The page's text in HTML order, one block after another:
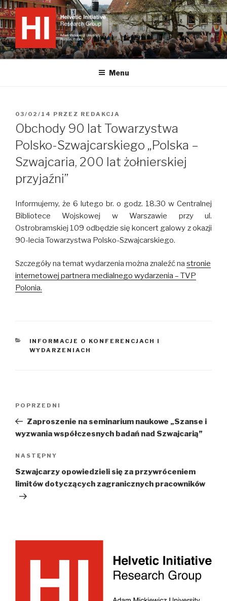
Przejdź
do
treści
INICJATYWA HELWECKA
Strona internetowa Grupy Badawczej "Inicjatywa Helwecka",
Konfederacją Szwajcarską oraz integrację środowisk naukowych
Menu
OPUBLIKOWANE
W
03/02/14 PRZEZ REDAKCJA
Obchody 90 lat Towarzystwa
Polsko-Szwajcarskiego „Polska –
Szwajcaria, 200 lat żołnierskiej
przyjaźni”
Informujemy, że 6 lutego br. o godz. 18.30 w Centralnej
Bibliotece Wojskowej w Warszawie przy ul.
Ostrobramskiej 109 odbędzie się koncert galowy z okazji
90-lecia Towarzystwa Polsko-Szwajcarskiego.
Szczegóły na temat wydarzenia można znaleźć na stronie
internetowej partnera medialnego wydarzenia – TVP
Polonia.
KATEGORIE
INFORMACJE O KONFERENCJACH I
WYDARZENIACH
Poprzedni
wpis
POPRZEDNI
Zaproszenie na seminarium naukowe „Szanse i
wyzwania współczesnych badań nad Szwajcarią”
Następny
wpis
NASTĘPNY
Szwajcarzy opowiedzieli się za przywróceniem
limitów dotyczących zagranicznych pracowników